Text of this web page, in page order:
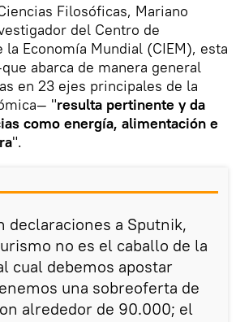
Filosóficas, Mariano
del Centro de
la Economía Mundial (CIEM), esta
abarca de manera general
en 23 ejes principales de la
"resulta pertinente y da
como energía, alimentación e
".
declaraciones a Sputnik,
no es el caballo de la
cual debemos apostar
una sobreoferta de
alrededor de 90.000; el